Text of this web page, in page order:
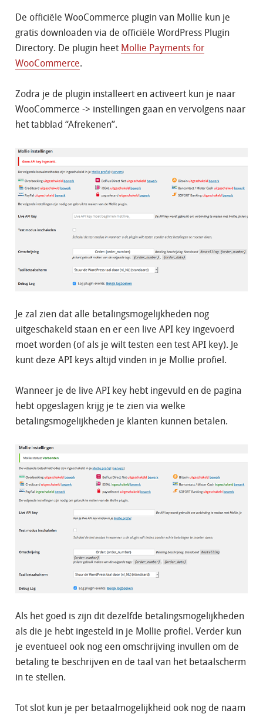
De officiële WooCommerce plugin van Mollie kun je
gratis downloaden via de officiële WordPress Plugin
Directory. De plugin heet Mollie Payments for
WooCommerce.
Zodra je de plugin installeert en activeert kun je naar
WooCommerce -> instellingen gaan en vervolgens naar
het tabblad “Afrekenen”.
Je zal zien dat alle betalingsmogelijkheden nog
uitgeschakeld staan en er een live API key ingevoerd
moet worden (of als je wilt testen een test API key). Je
kunt deze API keys altijd vinden in je Mollie profiel.
Wanneer je de live API key hebt ingevuld en de pagina
hebt opgeslagen krijg je te zien via welke
betalingsmogelijkheden je klanten kunnen betalen.
Als het goed is zijn dit dezelfde betalingsmogelijkheden
als die je hebt ingesteld in je Mollie profiel. Verder kun
je eventueel ook nog een omschrijving invullen om de
betaling te beschrijven en de taal van het betaalscherm
in te stellen.
Tot slot kun je per betaalmogelijkheid ook nog de naam